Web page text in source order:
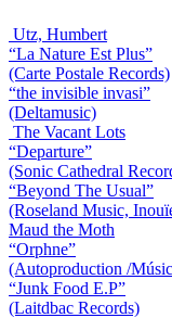
Utz, Humbert
“La Nature Est Plus”
(Carte Postale Records)
“the invisible invasi”
(Deltamusic)
The Vacant Lots
“Departure”
(Sonic Cathedral
“Beyond The Usual”
(Roseland Music,
Maud the Moth
“Orphne”
(Autoproduction /
“Junk Food E.P”
(Laitdbac Records)